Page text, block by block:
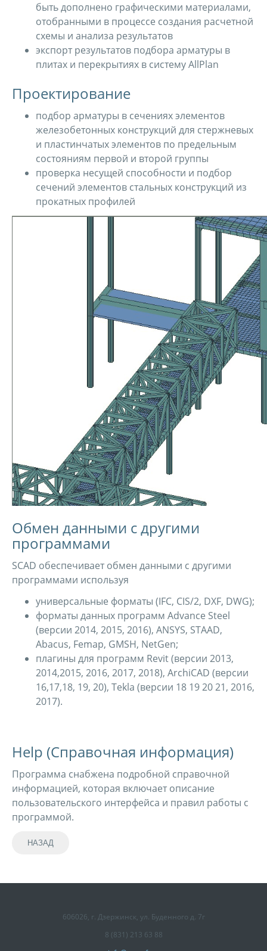
быть дополнено графическими материалами,
отобранными в процессе создания расчетной
схемы и анализа результатов
экспорт результатов подбора арматуры в
плитах и перекрытиях в систему AllPlan
Проектирование
подбор арматуры в сечениях элементов
железобетонных конструкций для стержневых
и пластинчатых элементов по предельным
состояниям первой и второй группы
проверка несущей способности и подбор
сечений элементов стальных конструкций из
прокатных профилей
Обмен данными с другими
программами
SCAD обеспечивает обмен данными с другими
программами используя
универсальные форматы (IFC, CIS/2, DXF, DWG);
форматы данных программ Advance Steel
(версии 2014, 2015, 2016), ANSYS, STAAD,
Abacus, Femap, GMSH, NetGen;
плагины для программ Revit (версии 2013,
2014,2015, 2016, 2017, 2018), ArchiCAD (версии
16,17,18, 19, 20), Tekla (версии 18 19 20 21, 2016,
2017).
Help (Справочная информация)
Программа снабжена подробной справочной
информацией, которая включает описание
пользовательского интерфейса и правил работы с
программой.
606026, г. Дзержинск, ул. Буденного д. 7г
8 (831) 213 63 88